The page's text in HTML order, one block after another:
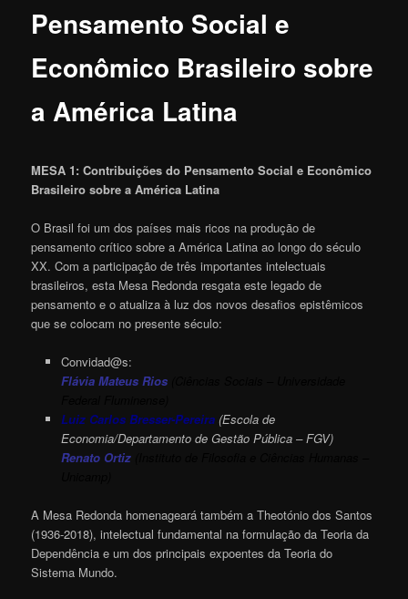
Pensamento Social e
Econômico Brasileiro sobre
a América Latina
MESA 1: Contribuições do Pensamento Social e Econômico
Brasileiro sobre a América Latina
O Brasil foi um dos países mais ricos na produção de
pensamento crítico sobre a América Latina ao longo do século
XX. Com a participação de três importantes intelectuais
brasileiros, esta Mesa Redonda resgata este legado de
pensamento e o atualiza à luz dos novos desafios epistêmicos
que se colocam no presente século:
Convidad@s:
Flávia Mateus Rios(Ciências Sociais – Universidade
Luiz Carlos Bresser-Pereira(Escola de
Economia/Departamento de Gestão Pública – FGV)
Renato Ortiz(Instituto de Filosofia e Ciências Humanas –
A Mesa Redonda homenageará também a Theotónio dos Santos
(1936-2018), intelectual fundamental na formulação da Teoria da
Dependência e um dos principais expoentes da Teoria do
Sistema Mundo.